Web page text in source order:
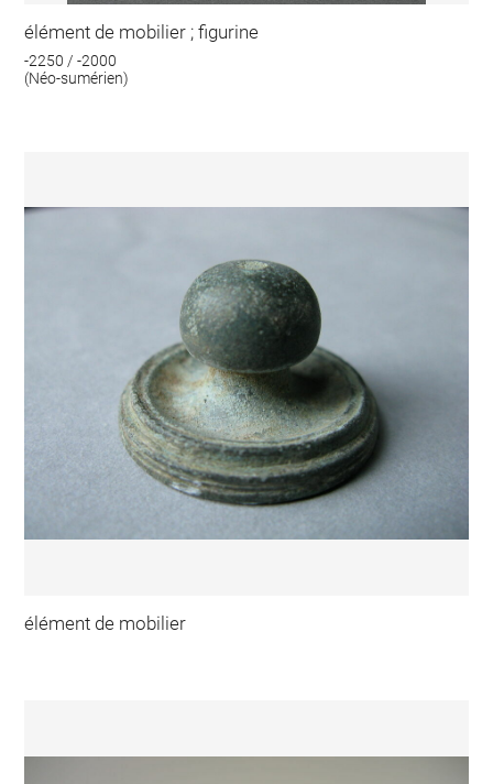
élément de mobilier ; figurine
-2250 / -2000
(Néo-sumérien)
élément de mobilier